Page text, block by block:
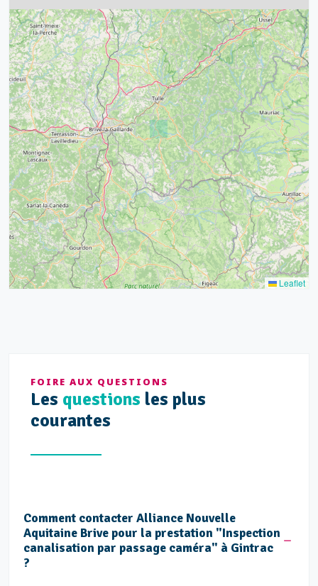
4
15
21
14
32
39
52 68
43
Leaflet
FOIRE AUX QUESTIONS
Les questions les plus
courantes
Comment contacter Alliance Nouvelle
Aquitaine Brive pour la prestation "Inspection
canalisation par passage caméra" à Gintrac
?